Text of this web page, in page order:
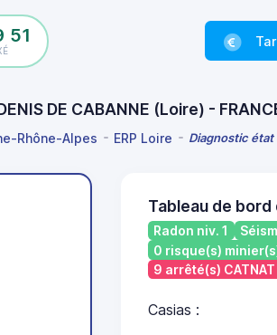
51
DE CABANNE (Loire) -
Rhône-Alpes ERP Loire Diagnostic état
Tableau de bord
Radon niv. 1
0 risque(s)
9 arrêté(s) CATNAT
Casias :